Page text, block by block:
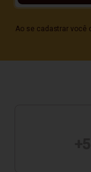
Ao se cadastrar você